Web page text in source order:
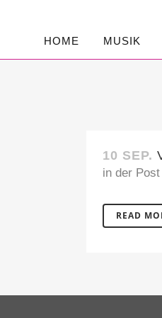
HOME MUSIK
10 SEP.
in der
READ